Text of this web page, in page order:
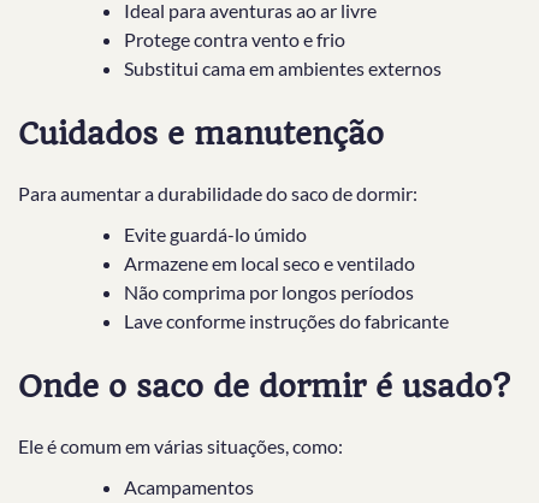
Ideal para aventuras ao ar livre
Protege contra vento e frio
Substitui cama em ambientes externos
Cuidados e manutenção
Para aumentar a durabilidade do saco de dormir:
Evite guardá-lo úmido
Armazene em local seco e ventilado
Não comprima por longos períodos
Lave conforme instruções do fabricante
Onde o saco de dormir é usado?
Ele é comum em várias situações, como:
Acampamentos